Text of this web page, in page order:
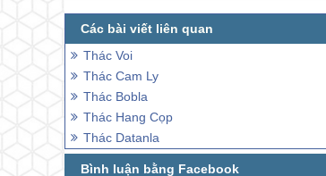
Thác Voi
Thác Cam Ly
Thác Bobla
Thác Hang Cọp
Thác Datanla